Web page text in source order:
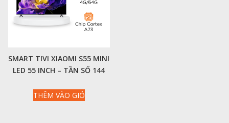
SMART TIVI XIAOMI S55 MINI
LED 55 INCH – TẦN SỐ 144
CHUYỂN ĐỘNG MEMC
THÊM VÀO GIỎ